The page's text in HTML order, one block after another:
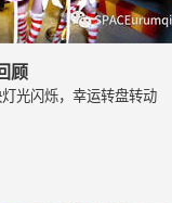
顾
光闪烁，幸运转盘转动